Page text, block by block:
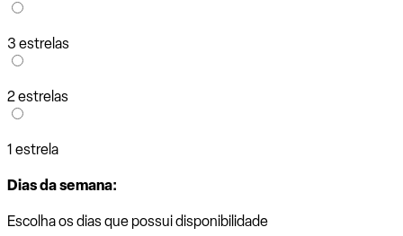
3 estrelas
2 estrelas
1 estrela
Dias da semana:
Escolha os dias que possui disponibilidade